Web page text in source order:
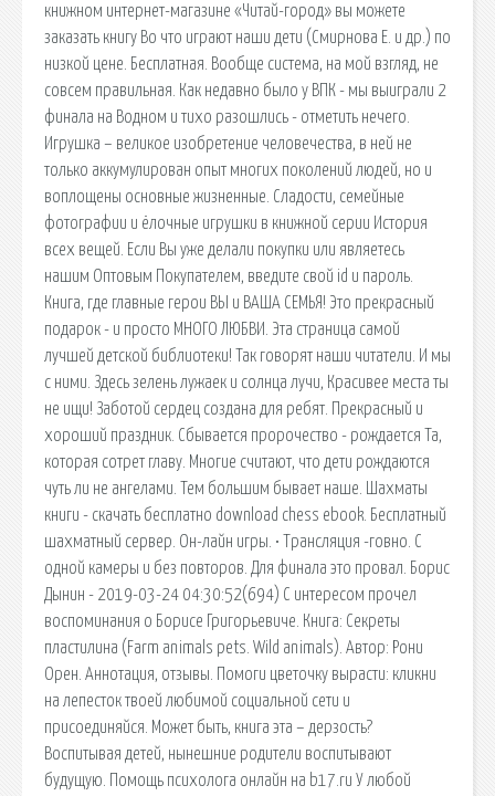
книжном интернет-магазине «Читай-город» вы можете
заказать книгу Во что играют наши дети (Смирнова Е. и др.) по
низкой цене. Бесплатная. Вообще система, на мой взгляд, не
совсем правильная. Как недавно было у ВПК - мы выиграли 2
финала на Водном и тихо разошлись - отметить нечего.
Игрушка – великое изобретение человечества, в ней не
только аккумулирован опыт многих поколений людей, но и
воплощены основные жизненные. Сладости, семейные
фотографии и ёлочные игрушки в книжной серии История
всех вещей. Если Вы уже делали покупки или являетесь
нашим Оптовым Покупателем, введите свой id и пароль.
Книга, где главные герои ВЫ и ВАША СЕМЬЯ! Это прекрасный
подарок - и просто МНОГО ЛЮБВИ. Эта страница самой
лучшей детской библиотеки! Так говорят наши читатели. И мы
с ними. Здесь зелень лужаек и солнца лучи, Красивее места ты
не ищи! Заботой сердец создана для ребят. Прекрасный и
хороший праздник. Сбывается пророчество - рождается Та,
которая сотрет главу. Многие считают, что дети рождаются
чуть ли не ангелами. Тем большим бывает наше. Шахматы
книги - скачать бесплатно download chess ebook. Бесплатный
шахматный сервер. Он-лайн игры. • Трансляция -говно. С
одной камеры и без повторов. Для финала это провал. Борис
Дынин - 2019-03-24 04:30:52(694) С интересом прочел
воспоминания о Борисе Григорьевиче. Книга: Секреты
пластилина (Farm animals pets. Wild animals). Автор: Рони
Орен. Аннотация, отзывы. Помоги цветочку вырасти: кликни
на лепесток твоей любимой социальной сети и
присоединяйся. Может быть, книга эта – дерзость?
Воспитывая детей, нынешние родители воспитывают
будущую. Помощь психолога онлайн на b17.ru У любой